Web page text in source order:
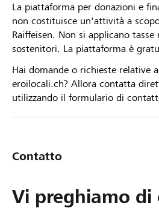
La piattaforma per donazioni e
non costituisce un'attività a
Raiffeisen. Non si applicano
sostenitori. La piattaforma è
Hai domande o richieste relative
eroilocali.ch? Allora contatta
utilizzando il formulario di
Contatto
Vi preghiamo di